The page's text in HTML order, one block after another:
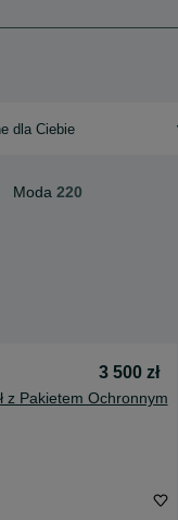
dla Ciebie
Moda 220
3 500 zł
z Pakietem Ochronnym